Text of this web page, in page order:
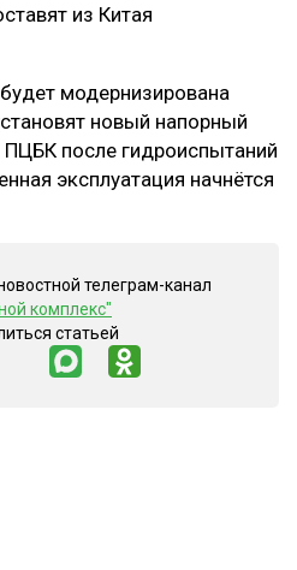
из Китая
модернизирована
новый напорный
ПЦБК после гидроиспытаний
эксплуатация начнётся
телеграм-канал
комплекс"
статьей